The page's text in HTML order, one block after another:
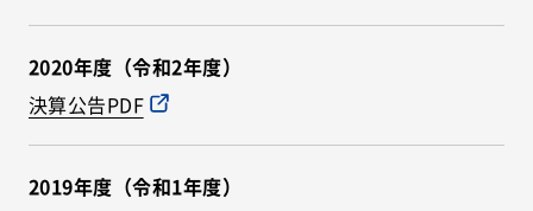
2020年度（令和2年度）
決算公告PDF
2019年度（令和1年度）